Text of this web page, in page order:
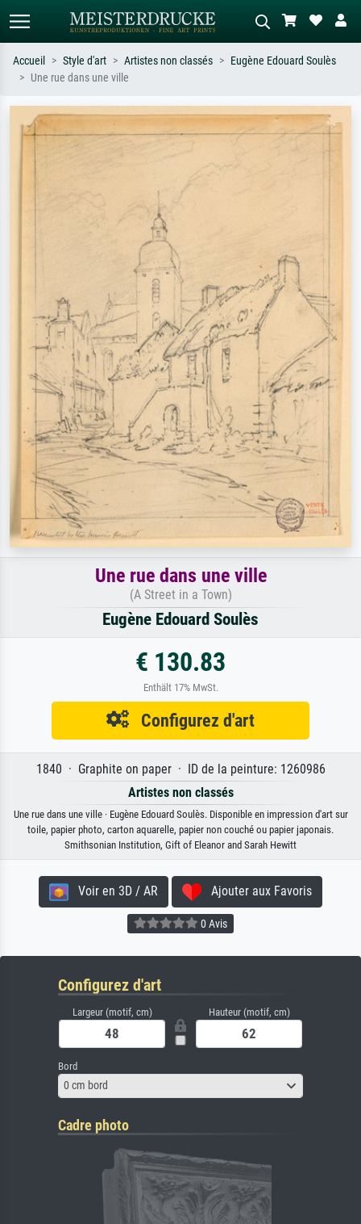
Recherchez par artiste, titre ou style –
ex. Monet, Nuit étoilée,
Décrivez la scène – ex. prairie verte,
abstrait avec beaucoup de rouge,
tableau sombre, nu debout près d'un
Accueil Style d'art Artistes non classés
Eugène Edouard Soulès
Une rue dans une ville
Une rue dans une ville
(A Street in a Town)
Eugène Edouard Soulès
€ 130.83
Enthält 17% MwSt.
Configurez d'art
1840 · Graphite on paper · ID de la peinture: 1260986
Artistes non classés
Une rue dans une ville · Eugène Edouard Soulès. Disponible en impression d'art sur
toile, papier photo, carton aquarelle, papier non couché ou papier japonais.
Smithsonian Institution, Gift of Eleanor and Sarah Hewitt
Voir en 3D / AR Ajouter aux Favoris
0 Avis
Configurez d'art
Largeur (motif, cm) Hauteur (motif, cm)
Bord
0 cm bord
Cadre photo